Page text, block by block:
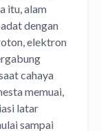
itu, alam
dengan
elektron
cahaya
memuai,
latar
sampai